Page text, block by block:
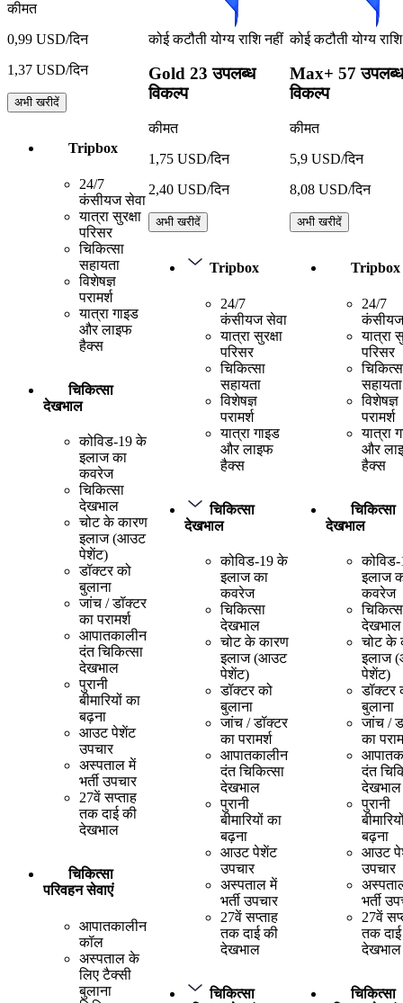
कीमत
0,99 USD/दिन
1,37 USD/दिन
अभी खरीदें
Tripbox
24/7
कंसीयज सेवा
यात्रा सुरक्षा
परिसर
चिकित्सा
सहायता
विशेषज्ञ
परामर्श
यात्रा गाइड
और लाइफ
हैक्स
चिकित्सा
देखभाल
कोविड-19 के
इलाज का
कवरेज
चिकित्सा
देखभाल
चोट के कारण
इलाज (आउट
पेशेंट)
डॉक्टर को
बुलाना
जांच / डॉक्टर
का परामर्श
आपातकालीन
दंत चिकित्सा
देखभाल
पुरानी
बीमारियों का
बढ़ना
आउट पेशेंट
उपचार
अस्पताल में
भर्ती उपचार
27वें सप्ताह
तक दाई की
देखभाल
चिकित्सा
परिवहन सेवाएं
आपातकालीन
कॉल
अस्पताल के
लिए टैक्सी
बुलाना
कोई कटौती योग्य राशि नहीं
Gold 23 उपलब्ध
विकल्प
कीमत
1,75 USD/दिन
2,40 USD/दिन
अभी खरीदें
Tripbox
24/7
कंसीयज सेवा
यात्रा सुरक्षा
परिसर
चिकित्सा
सहायता
विशेषज्ञ
परामर्श
यात्रा गाइड
और लाइफ
हैक्स
चिकित्सा
देखभाल
कोविड-19 के
इलाज का
कवरेज
चिकित्सा
देखभाल
चोट के कारण
इलाज (आउट
पेशेंट)
डॉक्टर को
बुलाना
जांच / डॉक्टर
का परामर्श
आपातकालीन
दंत चिकित्सा
देखभाल
पुरानी
बीमारियों का
बढ़ना
आउट पेशेंट
उपचार
अस्पताल में
भर्ती उपचार
27वें सप्ताह
तक दाई की
देखभाल
चिकित्सा
कोई कटौती योग्य
Max+ 57 उपलब्ध
विकल्प
कीमत
5,9 USD/दिन
8,08 USD/दिन
अभी खरीदें
Tripbox
24/7
यात्रा
परिसर
सहायता
विशेषज्ञ
परामर्श
यात्रा
और
हैक्स
चिकित्सा
देखभाल
इलाज
कवरेज
देखभाल
चोट के
इलाज
पेशेंट)
डॉक्टर
बुलाना
जांच /
का
दंत
देखभाल
पुरानी
बढ़ना
आउट
उपचार
भर्ती
27वें
तक
देखभाल
चिकित्सा